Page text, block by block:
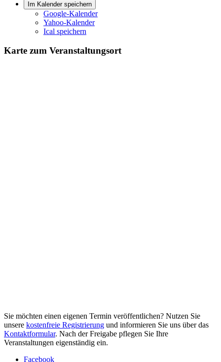
Im Kalender speichern
Google-Kalender
Yahoo-Kalender
Ical speichern
Karte zum Veranstaltungsort
Sie möchten einen eigenen Termin veröffentlichen? Nutzen Sie
unsere kostenfreie Registrierung und informieren Sie uns über das
Kontaktformular. Nach der Freigabe pflegen Sie Ihre
Veranstaltungen eigenständig ein.
Facebook